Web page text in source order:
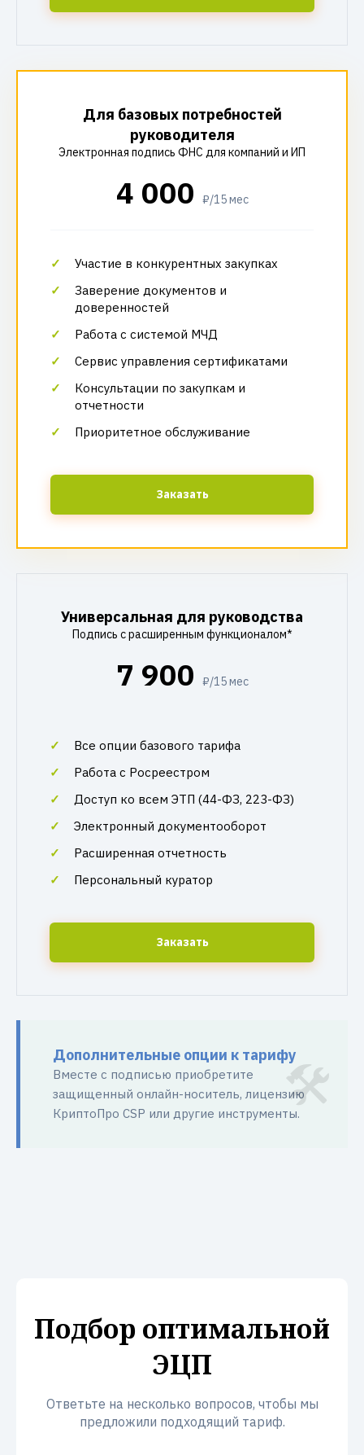
Для базовых потребностей
руководителя
Электронная подпись ФНС для компаний и ИП
4 000 ₽/15 мес
Участие в конкурентных закупках
Заверение документов и
доверенностей
Работа с системой МЧД
Сервис управления сертификатами
Консультации по закупкам и
отчетности
Приоритетное обслуживание
Заказать
Универсальная для руководства
Подпись с расширенным функционалом*
7 900 ₽/15 мес
Все опции базового тарифа
Работа с Росреестром
Доступ ко всем ЭТП (44-ФЗ, 223-ФЗ)
Электронный документооборот
Расширенная отчетность
Персональный куратор
Заказать
Дополнительные опции к тарифу
Вместе с подписью приобретите
защищенный онлайн-носитель, лицензию
КриптоПро CSP или другие инструменты.
Подбор оптимальной
ЭЦП
Ответьте на несколько вопросов, чтобы мы
предложили подходящий тариф.